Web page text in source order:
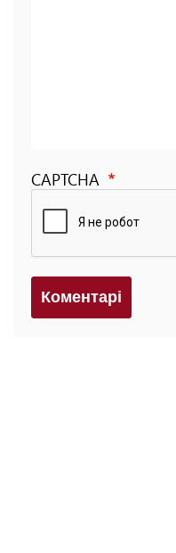
CAPTCHA
Коментарi